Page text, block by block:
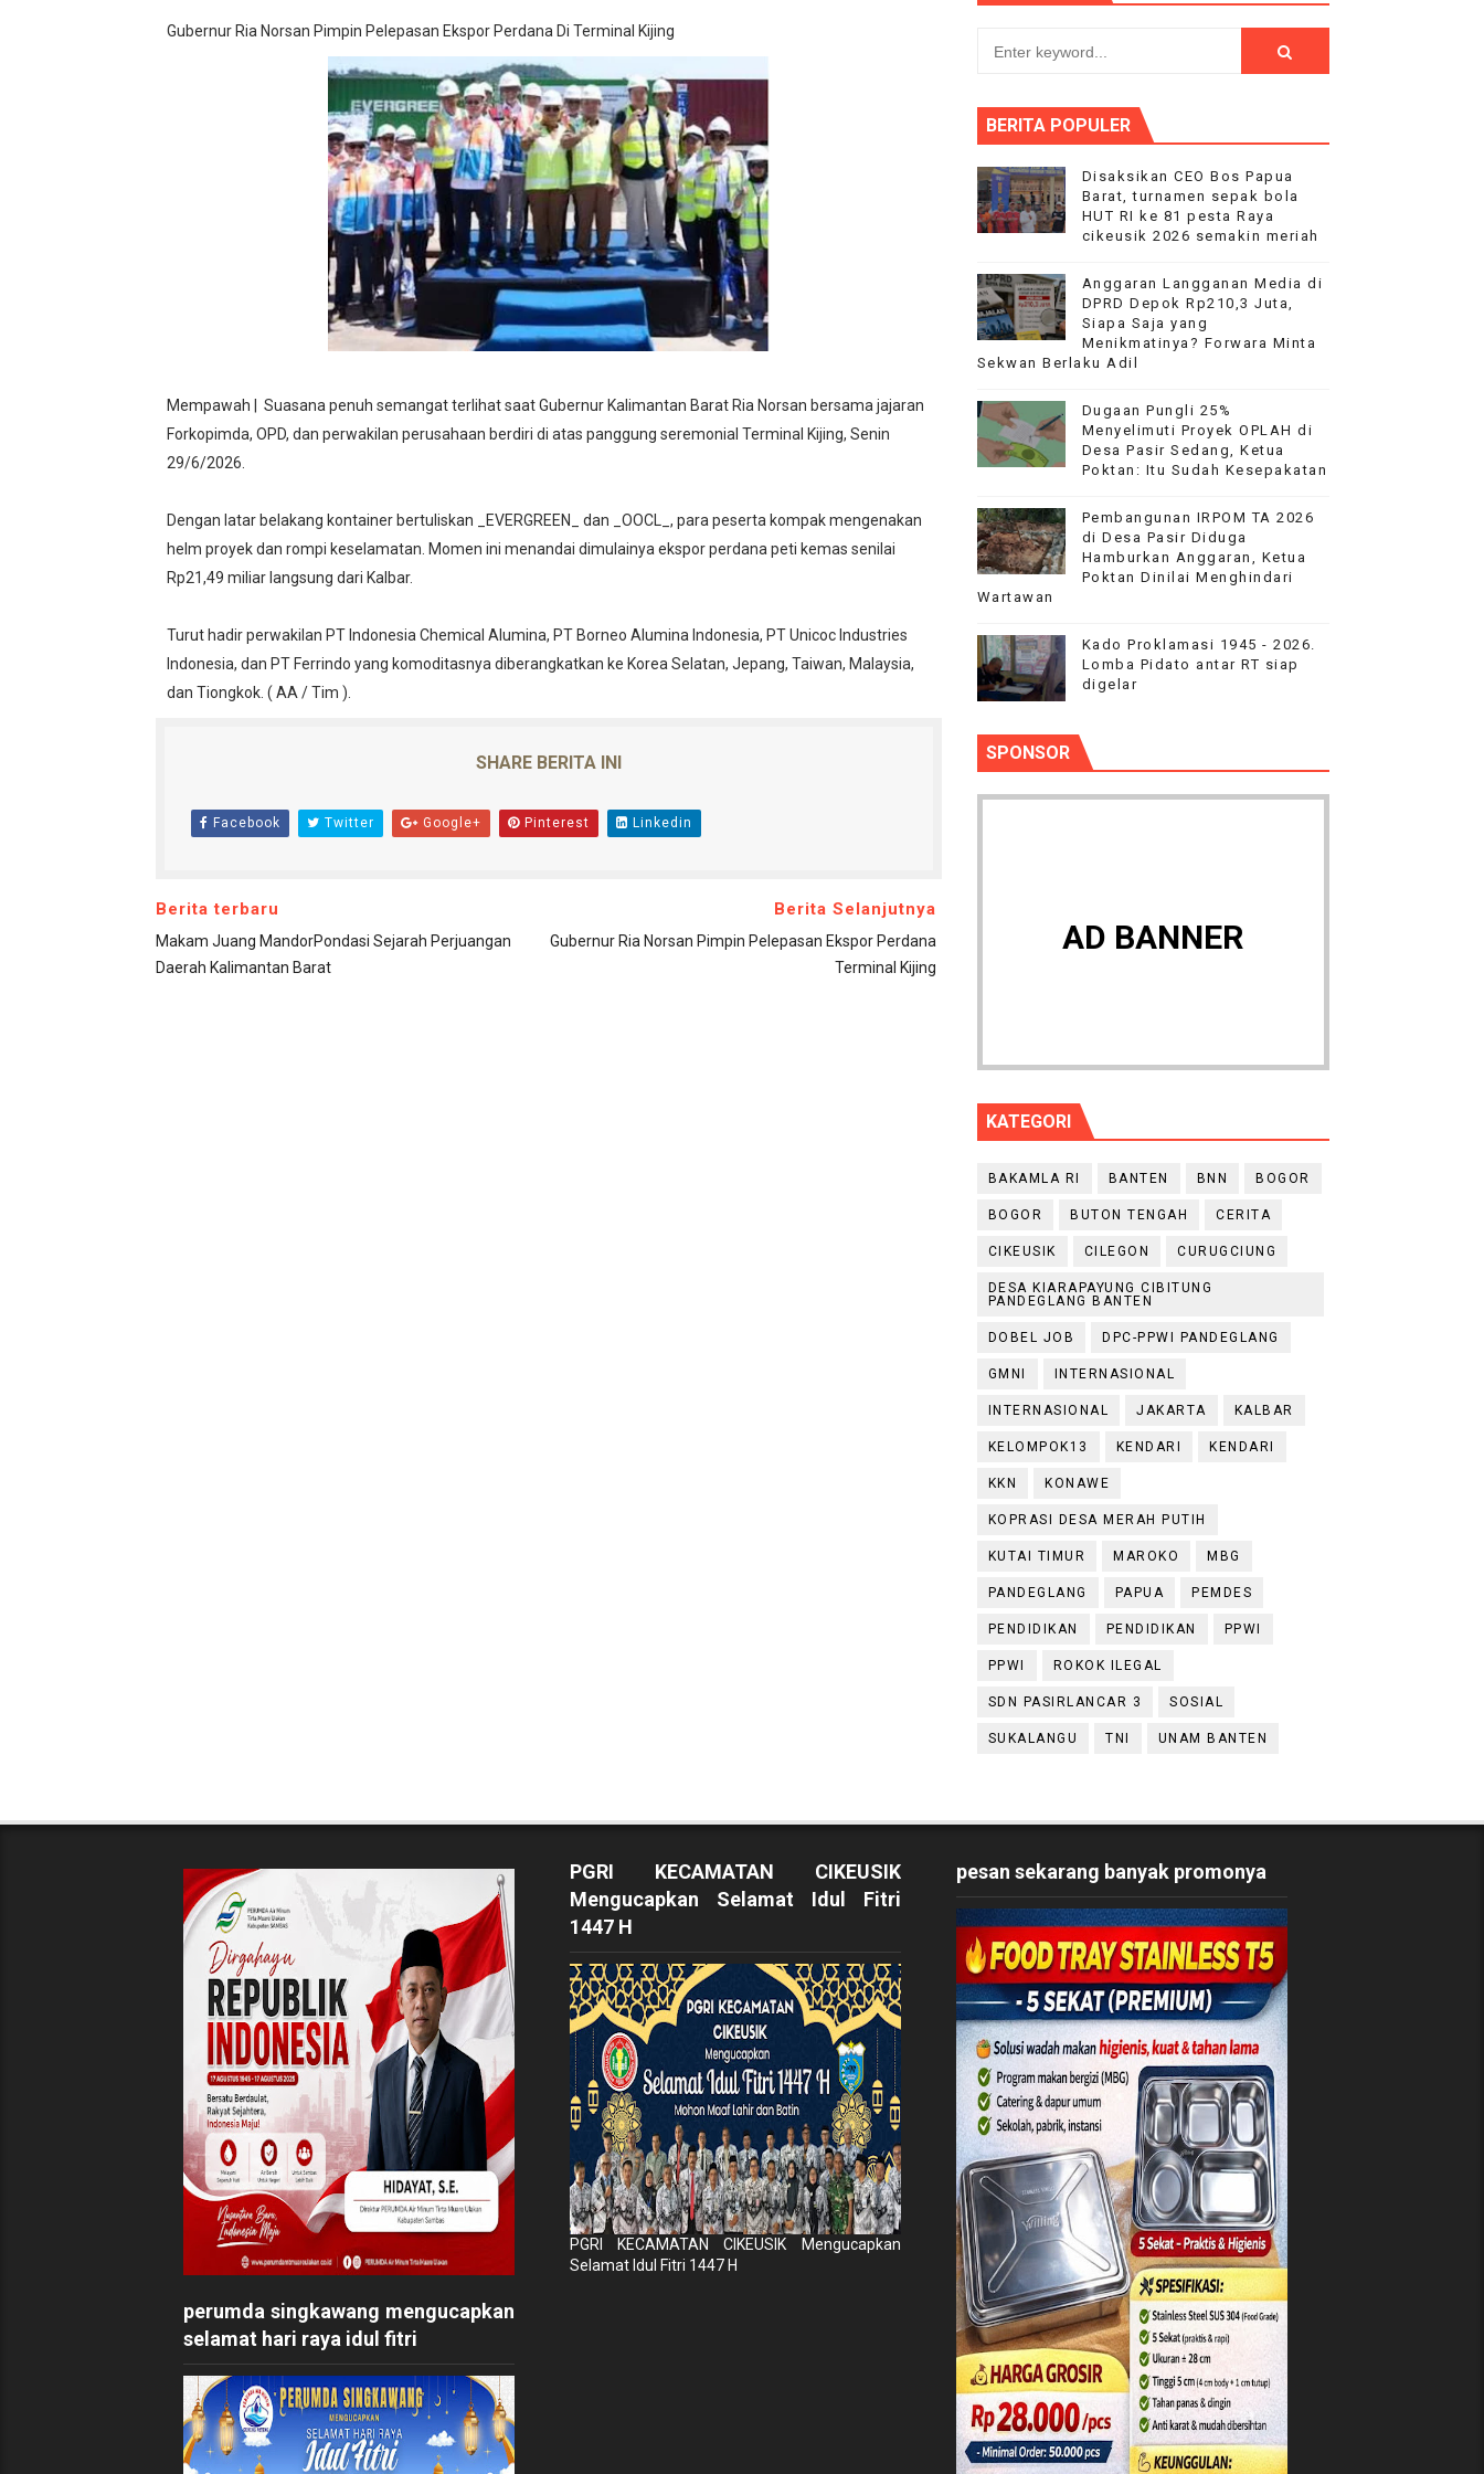
Kasihumas Polres Lebak: Kasus Dugaan Pelanggaran Disiplin Anggota Polri Terkait Gadai Mobil Ditangani Bid Propam Polda Banten
BLUD UPT Puskesmas Cikeusik Siaga Layani Atlet dan Masyarakat Selama Pesta Rakyat HUT RI ke-81
Turnamen sepok bola, yang akan bermain antar" desa nanggala vs sukaseuneng di gelar di alun-alun lapangan kecamatan Cikeusik
Kondisi SMPN 2 Sungai Ambawang Memprihatinkan, Orang Tua Khawatir Dek Ambruk
Proyek Rp7,15 Miliar Sungai Pinoh Disorot: Diduga Gunakan Material Urugan Ilegal, LIBAS Desak Audit Menyeluruh
Gubernur Ria Norsan Pimpin Pelepasan Ekspor Perdana Di Terminal Kijing
Mempawah | Suasana penuh semangat terlihat saat Gubernur Kalimantan Barat Ria Norsan bersama jajaran
Forkopimda, OPD, dan perwakilan perusahaan berdiri di atas panggung seremonial Terminal Kijing, Senin
29/6/2026.
Dengan latar belakang kontainer bertuliskan _EVERGREEN_ dan _OOCL_, para peserta kompak mengenakan
helm proyek dan rompi keselamatan. Momen ini menandai dimulainya ekspor perdana peti kemas senilai
Rp21,49 miliar langsung dari Kalbar.
Turut hadir perwakilan PT Indonesia Chemical Alumina, PT Borneo Alumina Indonesia, PT Unicoc Industries
Indonesia, dan PT Ferrindo yang komoditasnya diberangkatkan ke Korea Selatan, Jepang, Taiwan, Malaysia,
dan Tiongkok. ( AA / Tim ).
SHARE BERITA INI
Facebook Twitter Google+ Pinterest Linkedin
Berita terbaru
Makam Juang MandorPondasi Sejarah Perjuangan
Daerah Kalimantan Barat
Berita Selanjutnya
Gubernur Ria Norsan Pimpin Pelepasan Ekspor Perdana
Terminal Kijing
BERITA POPULER
Disaksikan CEO Bos Papua
Barat, turnamen sepak bola
HUT RI ke 81 pesta Raya
cikeusik 2026 semakin meriah
Anggaran Langganan Media di
DPRD Depok Rp210,3 Juta,
Siapa Saja yang
Menikmatinya? Forwara Minta
Sekwan Berlaku Adil
Dugaan Pungli 25%
Menyelimuti Proyek OPLAH di
Desa Pasir Sedang, Ketua
Poktan: Itu Sudah Kesepakatan
Pembangunan IRPOM TA 2026
di Desa Pasir Diduga
Hamburkan Anggaran, Ketua
Poktan Dinilai Menghindari
Wartawan
Kado Proklamasi 1945 - 2026.
Lomba Pidato antar RT siap
digelar
SPONSOR
AD BANNER
KATEGORI
BAKAMLA RI BANTEN BNN BOGOR
BOGOR BUTON TENGAH CERITA
CIKEUSIK CILEGON CURUGCIUNG
DESA KIARAPAYUNG CIBITUNG
PANDEGLANG BANTEN
DOBEL JOB DPC-PPWI PANDEGLANG
GMNI INTERNASIONAL
INTERNASIONAL JAKARTA KALBAR
KELOMPOK13 KENDARI KENDARI
KKN KONAWE
KOPRASI DESA MERAH PUTIH
KUTAI TIMUR MAROKO MBG
PANDEGLANG PAPUA PEMDES
PENDIDIKAN PENDIDIKAN PPWI
PPWI ROKOK ILEGAL
SDN PASIRLANCAR 3 SOSIAL
SUKALANGU TNI UNAM BANTEN
perumda singkawang mengucapkan
selamat hari raya idul fitri
PGRI KECAMATAN CIKEUSIK
Mengucapkan Selamat Idul Fitri
1447 H
PGRI KECAMATAN CIKEUSIK Mengucapkan
Selamat Idul Fitri 1447 H
pesan sekarang banyak promonya